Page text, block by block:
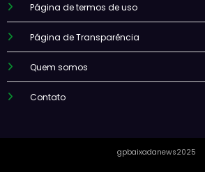
Página de termos de uso
Página de Transparência
Quem somos
Contato
gpbaixadanews2025